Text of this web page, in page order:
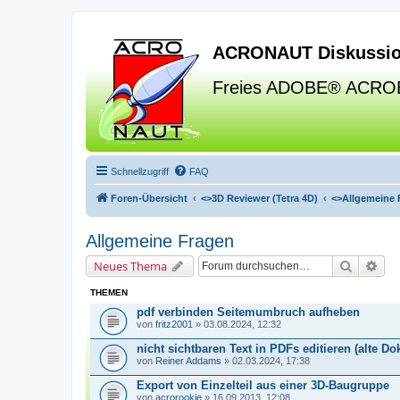
ACRONAUT
Freies ADOBE®
Schnellzugriff FAQ
Foren-Übersicht <>3D Reviewer (Tetra 4D) <>Allgemeine
Allgemeine Fragen
Neues Thema Suche
THEMEN
pdf verbinden Seitemumbruch aufheben
von fritz2001 » 03.08.2024, 12:32
nicht sichtbaren Text in PDFs editieren (alte
von Reiner Addams » 02.03.2024, 17:38
Export von Einzelteil aus einer 3D-Baugruppe
von acrorookie » 16.09.2013, 12:08